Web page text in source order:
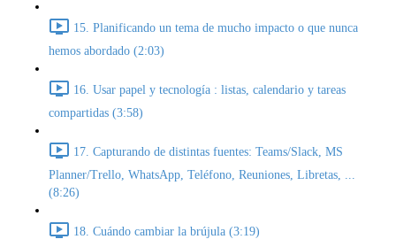
15. Planificando un tema de mucho impacto o que nunca
hemos abordado (2:03)
16. Usar papel y tecnología : listas, calendario y tareas
compartidas (3:58)
17. Capturando de distintas fuentes: Teams/Slack, MS
Planner/Trello, WhatsApp, Teléfono, Reuniones, Libretas, ...
(8:26)
18. Cuándo cambiar la brújula (3:19)